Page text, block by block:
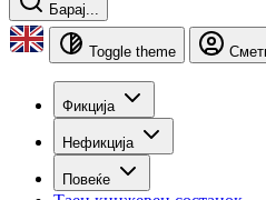
Барај...
Toggle theme
Фикција
Нефикција
Повеќе